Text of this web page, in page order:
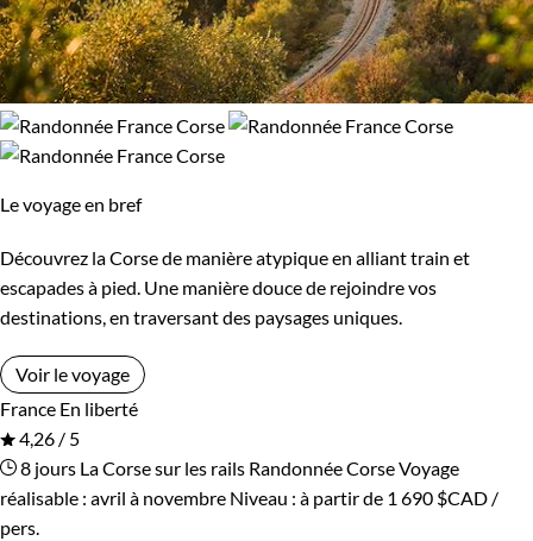
Le voyage en bref
Découvrez la Corse de manière atypique en alliant train et
escapades à pied. Une manière douce de rejoindre vos
destinations, en traversant des paysages uniques.
Voir le voyage
France En liberté
4,26 / 5
8 jours La Corse sur les rails Randonnée CorseVoyage
réalisable : avril à novembre Niveau : à partir de 1 690 $CAD /
pers.